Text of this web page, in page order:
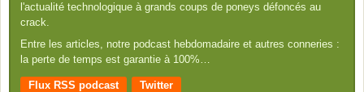
l'actualité technologique à grands coups de poneys défoncés au
crack.
Entre les articles, notre podcast hebdomadaire et autres conneries :
la perte de temps est garantie à 100%…
Flux RSS podcast Twitter